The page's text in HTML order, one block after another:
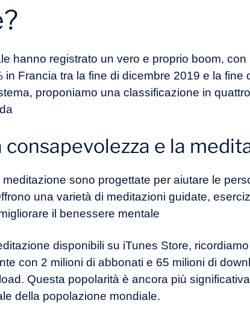
hanno registrato un vero e proprio boom,
in Francia tra la fine di dicembre 2019 e la fine
proponiamo una classificazione in
consapevolezza e la
sono progettate per aiutare le
una varietà di meditazioni guidate,
il benessere mentale
disponibili su iTunes Store,
con 2 milioni di abbonati e 65 milioni di
Questa popolarità è ancora più
della popolazione mondiale.